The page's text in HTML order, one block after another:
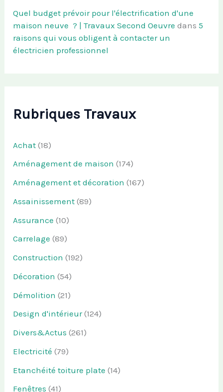
Quel budget prévoir pour l'électrification d'une
maison neuve ? | Travaux Second Oeuvre dans5
raisons qui vous obligent à contacter un
électricien professionnel
Rubriques Travaux
Achat (18)
Aménagement de maison (174)
Aménagement et décoration (167)
Assainissement (89)
Assurance (10)
Carrelage (89)
Construction (192)
Décoration (54)
Démolition (21)
Design d'intérieur(124)
Divers&Actus (261)
Electricité (79)
Etanchéité toiture plate (14)
Fenêtres (41)